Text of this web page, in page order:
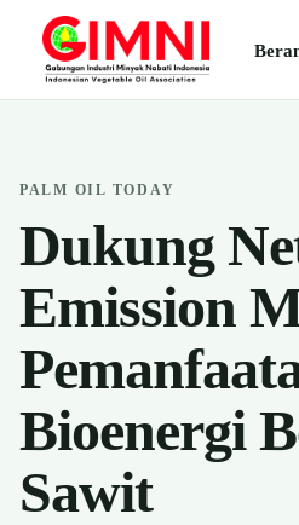
PALM OIL TODAY
Dukung
Emission
Bioenergi
Sawit